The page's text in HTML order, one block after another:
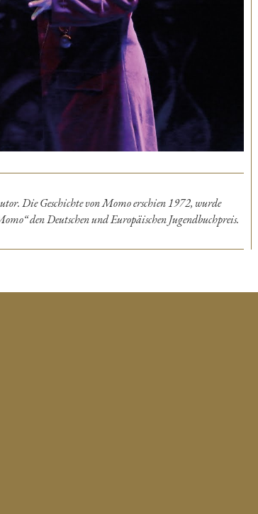
Die Geschichte von Momo erschien 1972, wurde
den Deutschen und Europäischen Jugendbuchpreis.